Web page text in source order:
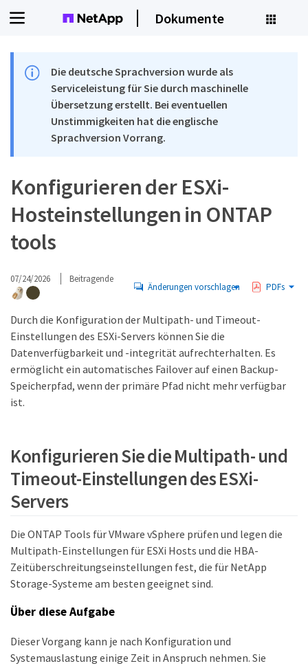
Dokumente
Die deutsche Sprachversion wurde als
Serviceleistung für Sie durch maschinelle
Übersetzung erstellt. Bei eventuellen
Unstimmigkeiten hat die englische
Sprachversion Vorrang.
Konfigurieren der ESXi-
Hosteinstellungen in ONTAP
tools
07/24/2026 Beitragende
Änderungen vorschlagen PDFs
Durch die Konfiguration der Multipath- und Timeout-
Einstellungen des ESXi-Servers können Sie die
Datenverfügbarkeit und -integrität aufrechterhalten. Es
ermöglicht ein automatisches Failover auf einen Backup-
Speicherpfad, wenn der primäre Pfad nicht mehr verfügbar
ist.
Konfigurieren Sie die Multipath- und
Timeout-Einstellungen des ESXi-
Servers
Die ONTAP Tools für VMware vSphere prüfen und legen die
Multipath-Einstellungen für ESXi Hosts und die HBA-
Zeitüberschreitungseinstellungen fest, die für NetApp
Storage-Systeme am besten geeignet sind.
Über diese Aufgabe
Dieser Vorgang kann je nach Konfiguration und
Systemauslastung einige Zeit in Anspruch nehmen. Sie